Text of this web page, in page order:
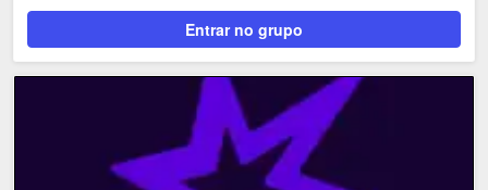
Entrar no grupo